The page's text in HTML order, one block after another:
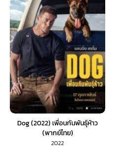
Dog (2022) เพื่อนกันพันธุ์ห้าว
(พากย์ไทย)
2022